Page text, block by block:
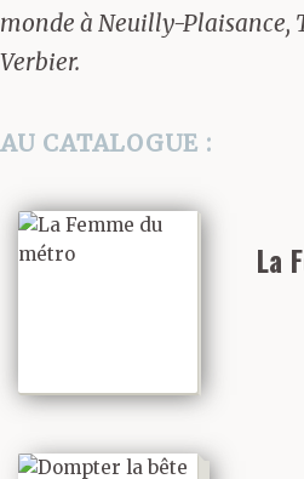
monde à Neuilly-Plaisance,
Verbier.
AU CATALOGUE :
La